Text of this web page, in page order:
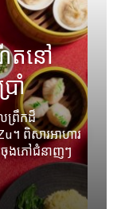
តនៅ
ាំ
លព្រឹកដ៏
។ ពិសារអាហារ
ងភៅជំនាញៗ